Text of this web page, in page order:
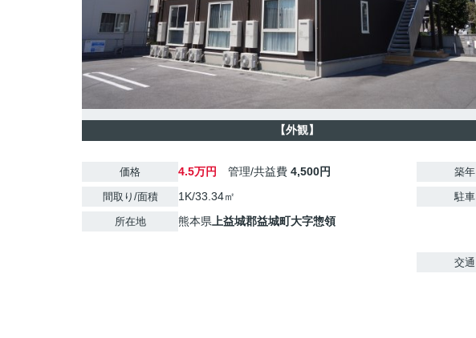
【外観】
価格 4.5万円 管理/共益費 4,500円
間取り/面積 1K/33.34㎡
所在地 熊本県 上益城郡益城町大字惣領
築年
駐車
交通